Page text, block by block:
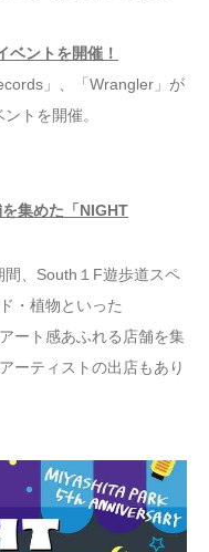
ントを開催！
」、「Wrangler」が
トを開催。
集めた「NIGHT
、South１F遊歩道スペ
・植物といった
ート感あふれる店舗を集
ーティストの出店もあり